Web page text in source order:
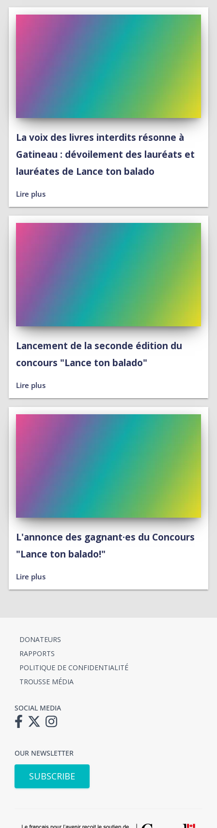
La voix des livres interdits résonne à
Gatineau : dévoilement des lauréats et
lauréates de Lance ton balado
Lire plus
Lancement de la seconde édition du
concours "Lance ton balado"
Lire plus
L'annonce des gagnant·es du Concours
"Lance ton balado!"
Lire plus
DONATEURS
RAPPORTS
POLITIQUE DE CONFIDENTIALITÉ
TROUSSE MÉDIA
SOCIAL MEDIA
OUR NEWSLETTER
SUBSCRIBE